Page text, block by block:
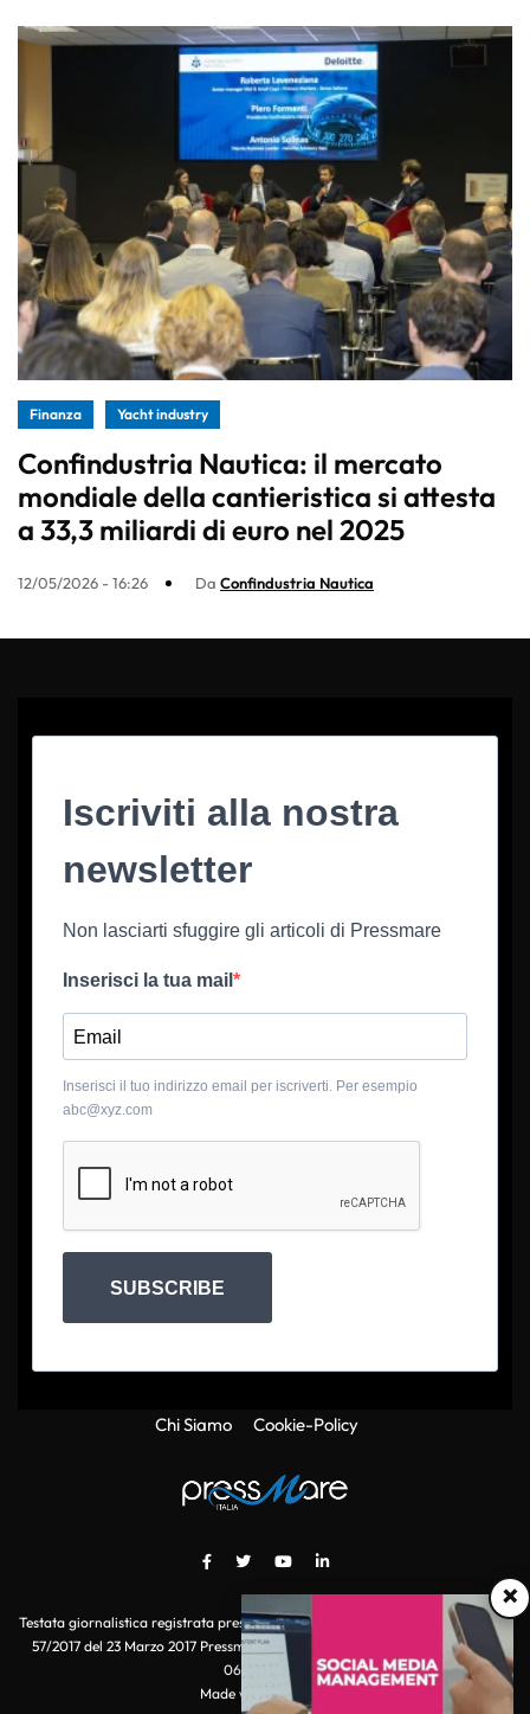
Finanza Yacht industry
Confindustria Nautica: il mercato
mondiale della cantieristica si attesta
a 33,3 miliardi di euro nel 2025
12/05/2026 - 16:26 Da Confindustria Nautica
×
Iscriviti alla nostra
newsletter
Non lasciarti sfuggire gli articoli di Pressmare
Inserisci la tua mail
Inserisci il tuo indirizzo email per iscriverti. Per esempio
abc@xyz.com
SUBSCRIBE
Chi Siamo Cookie-Policy
Testata giornalistica registrata presso il Tribunale di Roma con autorizzazione
57/2017 del 23 Marzo 2017 Pressmare.it è un marchio di S.P.E.N. Srl - P.IVA
06511641000
Made with
by POI